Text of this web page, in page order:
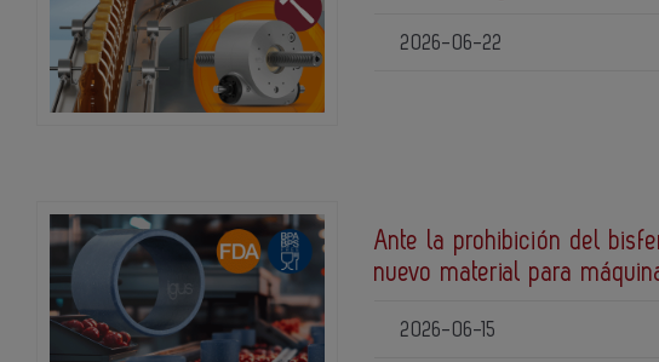
2026-06-22
Ante la prohibición del
nuevo material para
2026-06-15